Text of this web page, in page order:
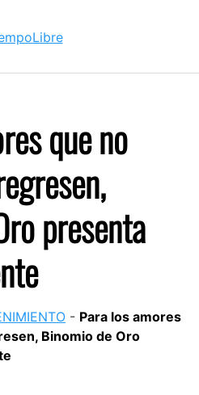
que no
presenta
- Para los amores
Binomio de Oro